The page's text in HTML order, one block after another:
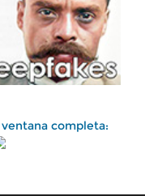
completa: